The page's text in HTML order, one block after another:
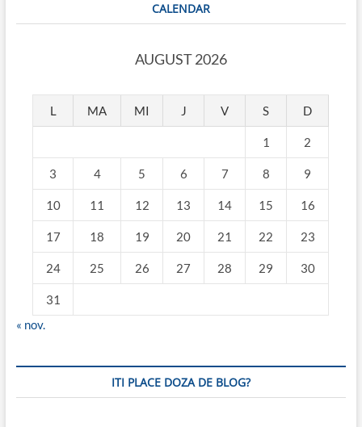
CALENDAR
AUGUST 2026
L MA MI J V S D
1 2
3 4 5 6 7 8 9
10 11 12 13 14 15 16
17 18 19 20 21 22 23
24 25 26 27 28 29 30
31
« nov.
ITI PLACE DOZA DE BLOG?